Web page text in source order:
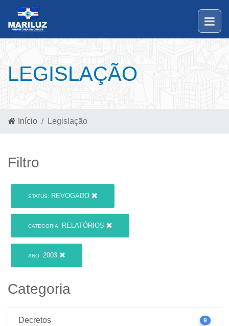
LEGISLAÇÃO
Início Legislação
Filtro
STATUS: REVOGADO
CATEGORIA: RELATÓRIOS
ANO: 2003
Categoria
Decretos 9